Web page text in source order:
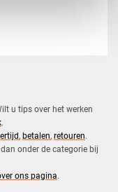
u tips over het werken
.
, betalen, retouren.​
onder de categorie bij
ons pagina.